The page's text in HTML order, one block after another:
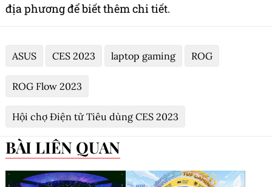
địa phương để biết thêm chi tiết.
ASUS CES 2023 laptop gaming ROG
ROG Flow 2023
Hội chợ Điện tử Tiêu dùng CES 2023
BÀI LIÊN QUAN